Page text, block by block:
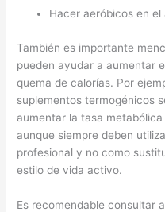
Hacer aeróbicos en
También es importante
pueden ayudar a aumentar
quema de calorías. Por
suplementos termogénicos
aumentar la tasa
aunque siempre deben
profesional y no como
estilo de vida activo.
Es recomendable consultar